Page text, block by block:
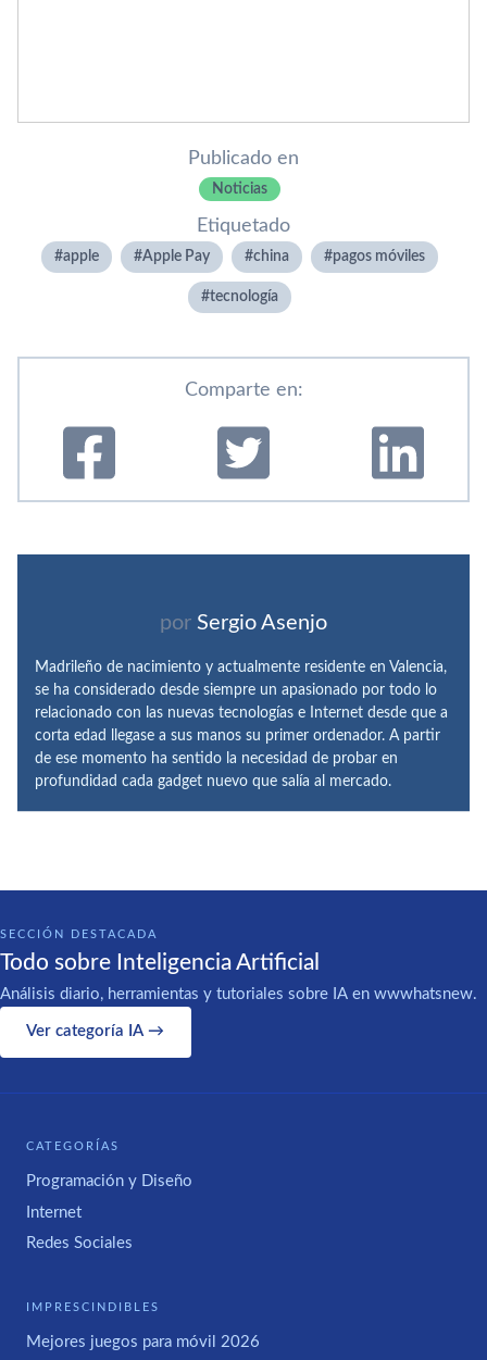
Publicado en
Noticias
Etiquetado
apple Apple Pay china pagos móviles
tecnologí­a
Comparte en:
por Sergio Asenjo
Madrileño de nacimiento y actualmente residente en Valencia,
se ha considerado desde siempre un apasionado por todo lo
relacionado con las nuevas tecnologías e Internet desde que a
corta edad llegase a sus manos su primer ordenador. A partir
de ese momento ha sentido la necesidad de probar en
profundidad cada gadget nuevo que salía al mercado.
SECCIÓN DESTACADA
Todo sobre Inteligencia Artificial
Análisis diario, herramientas y tutoriales sobre IA en wwwhatsnew.
Ver categoría IA →
CATEGORÍAS
Programación y Diseño
Internet
Redes Sociales
IMPRESCINDIBLES
Mejores juegos para móvil 2026